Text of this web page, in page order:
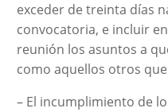
exceder de treinta días
convocatoria, e incluir
reunión los asuntos a
como aquellos otros
– El incumplimiento de